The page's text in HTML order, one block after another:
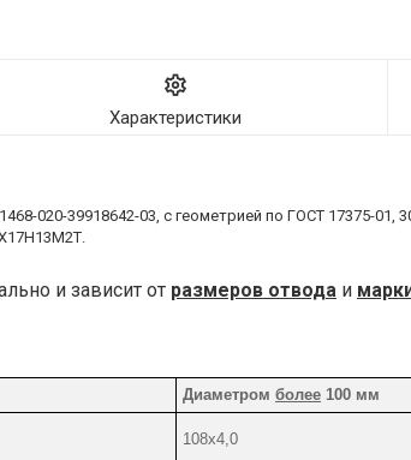
Характеристики
020-39918642-03, с геометрией по ГОСТ 17375-01,
и зависит от размеров отвода и
Диаметром более 100
108х4,0